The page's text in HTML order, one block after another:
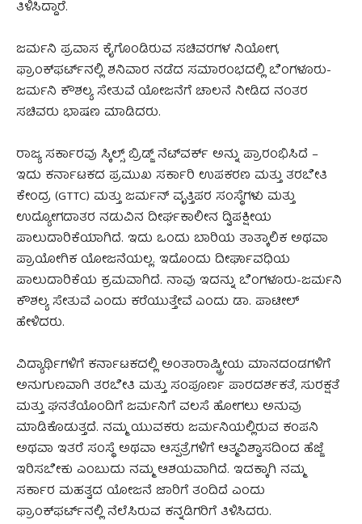
ತಿಳಿಸಿದ್ದಾರೆ.
ಜರ್ಮನಿ ಪ್ರವಾಸ ಕೈಗೊಂಡಿರುವ ಸಚಿವರಗಳ ನಿಯೋಗ,
ಫ್ರಾಂಕ್‌ಫರ್ಟ್‌ನಲ್ಲಿ ಶನಿವಾರ ನಡೆದ ಸಮಾರಂಭದಲ್ಲಿ ಬೆಂಗಳೂರು-
ಜರ್ಮನಿ ಕೌಶಲ್ಯ ಸೇತುವೆ ಯೋಜನೆಗೆ ಚಾಲನೆ ನೀಡಿದ ನಂತರ
ಸಚಿವರು ಭಾಷಣ ಮಾಡಿದರು.
ರಾಜ್ಯ ಸರ್ಕಾರವು ಸ್ಕಿಲ್ಸ್ ಬ್ರಿಡ್ಜ್ ನೆಟ್‌ವರ್ಕ್ ಅನ್ನು ಪ್ರಾರಂಭಿಸಿದೆ –
ಇದು ಕರ್ನಾಟಕದ ಪ್ರಮುಖ ಸರ್ಕಾರಿ ಉಪಕರಣ ಮತ್ತು ತರಬೇತಿ
ಕೇಂದ್ರ (GTTC) ಮತ್ತು ಜರ್ಮನ್ ವೃತ್ತಿಪರ ಸಂಸ್ಥೆಗಳು ಮತ್ತು
ಉದ್ಯೋಗದಾತರ ನಡುವಿನ ದೀರ್ಘಕಾಲೀನ ದ್ವಿಪಕ್ಷೀಯ
ಪಾಲುದಾರಿಕೆಯಾಗಿದೆ. ಇದು ಒಂದು ಬಾರಿಯ ತಾತ್ಕಾಲಿಕ ಅಥವಾ
ಪ್ರಾಯೋಗಿಕ ಯೋಜನೆಯಲ್ಲ. ಇದೊಂದು ದೀರ್ಘಾವಧಿಯ
ಪಾಲುದಾರಿಕೆಯ ಕ್ರಮವಾಗಿದೆ. ನಾವು ಇದನ್ನು ಬೆಂಗಳೂರು-ಜರ್ಮನಿ
ಕೌಶಲ್ಯ ಸೇತುವೆ ಎಂದು ಕರೆಯುತ್ತೇವೆ ಎಂದು ಡಾ. ಪಾಟೀಲ್
ಹೇಳಿದರು.
ವಿದ್ಯಾರ್ಥಿಗಳಿಗೆ ಕರ್ನಾಟಕದಲ್ಲಿ ಅಂತಾರಾಷ್ಟ್ರೀಯ ಮಾನದಂಡಗಳಿಗೆ
ಅನುಗುಣವಾಗಿ ತರಬೇತಿ ಮತ್ತು ಸಂಪೂರ್ಣ ಪಾರದರ್ಶಕತೆ, ಸುರಕ್ಷತೆ
ಮತ್ತು ಘನತೆಯೊಂದಿಗೆ ಜರ್ಮನಿಗೆ ವಲಸೆ ಹೋಗಲು ಅನುವು
ಮಾಡಿಕೊಡುತ್ತದೆ. ನಮ್ಮ ಯುವಕರು ಜರ್ಮನಿಯಲ್ಲಿರುವ ಕಂಪನಿ
ಅಥವಾ ಇತರೆ ಸಂಸ್ಥೆ ಅಥವಾ ಆಸ್ಪತ್ರೆಗಳಿಗೆ ಆತ್ಮವಿಶ್ವಾಸದಿಂದ ಹೆಜ್ಜೆ
ಇರಿಸಬೇಕು ಎಂಬುದು ನಮ್ಮ ಆಶಯವಾಗಿದೆ. ಇದಕ್ಕಾಗಿ ನಮ್ಮ
ಸರ್ಕಾರ ಮಹತ್ವದ ಯೋಜನೆ ಜಾರಿಗೆ ತಂದಿದೆ ಎಂದು
ಫ್ರಾಂಕ್‌ಫರ್ಟ್‌ನಲ್ಲಿ ನೆಲೆಸಿರುವ ಕನ್ನಡಿಗರಿಗೆ ತಿಳಿಸಿದರು.